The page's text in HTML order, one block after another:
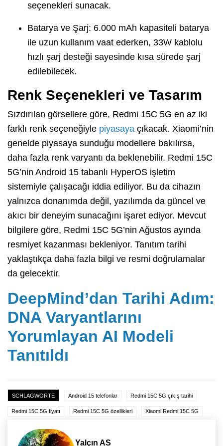
seçenekleri sunacak.
Batarya ve Şarj: 6.000 mAh kapasiteli batarya
ile uzun kullanım vaat ederken, 33W kablolu
hızlı şarj desteği sayesinde kısa sürede şarj
edilebilecek.
Renk Seçenekleri ve Tasarım
Sızdırılan görsellere göre, Redmi 15C 5G en az iki
farklı renk seçeneğiyle piyasaya çıkacak. Xiaomi’nin
genelde piyasaya sunduğu modellere bakılırsa,
daha fazla renk varyantı da beklenebilir. Redmi 15C
5G’nin Android 15 tabanlı HyperOS işletim
sistemiyle çalışacağı iddia ediliyor. Bu da cihazın
yalnızca donanımda değil, yazılımda da güncel ve
akıcı bir deneyim sunacağını işaret ediyor. Mevcut
bilgilere göre, Redmi 15C 5G’nin Ağustos ayında
resmiyet kazanması bekleniyor. Tanıtım tarihi
yaklaştıkça daha fazla bilgi ve resmi doğrulamalar
da gelecektir.
DeepMind’dan Tarihi Adım:
DNA Varyantlarını
Yorumlayan AI Modeli
Tanıtıldı
SCHLAGWORTE Android 15 telefonlar Redmi 15C 5G çıkış tarihi
Redmi 15C 5G fiyatı Redmi 15C 5G özellikleri Xiaomi Redmi 15C 5G
Yalçın AS